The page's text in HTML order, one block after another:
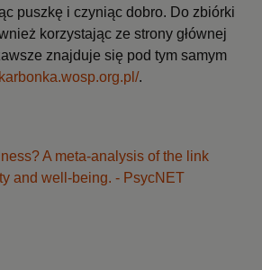
puszkę i czyniąc dobro. Do zbiórki
korzystając ze strony głównej
znajduje się pod tym samym
.
A meta-analysis of the link
and well-being. - PsycNET